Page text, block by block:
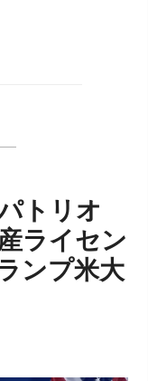
トリオ
ライセン
ンプ米大